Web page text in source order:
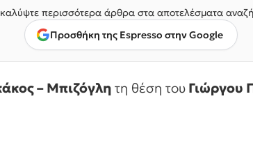
περισσότερα άρθρα στα αποτελέσματα
Προσθήκη της Espresso στην Google
– Μπιζόγλη τη θέση του Γιώργου